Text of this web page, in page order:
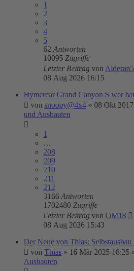
1
2
3
4
5
62 Antworten
10095 Zugriffe
Letzter Beitrag von
08 Aug 2026 16:15
Hymercar Grand Canyon S wer
von snoopy@4x4 » 08 Okt
und Ausbauten
1
…
208
209
210
211
212
3166 Antworten
1702480 Zugriffe
Letzter Beitrag von OM18
08 Aug 2026 15:43
Der Neue von Thias:
von Thias » 16 Mär 2025 18:25
Ausbauten